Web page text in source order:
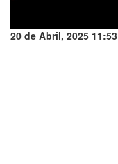
20 de Abril, 2025 11:53